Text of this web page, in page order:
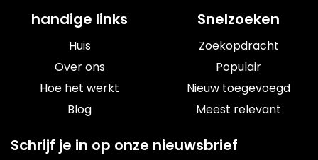
handige links
Huis
Over ons
Hoe het werkt
Blog
Snelzoeken
Zoekopdracht
Populair
Nieuw toegevoegd
Meest relevant
Schrijf je in op onze nieuwsbrief